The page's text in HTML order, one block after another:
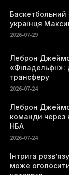
українця
2026-07-29
Леброн
«Філадельфії»:
трансферу
2026-07-24
Леброн Джеймс
команди через
НБА
2026-07-24
Інтрига
може